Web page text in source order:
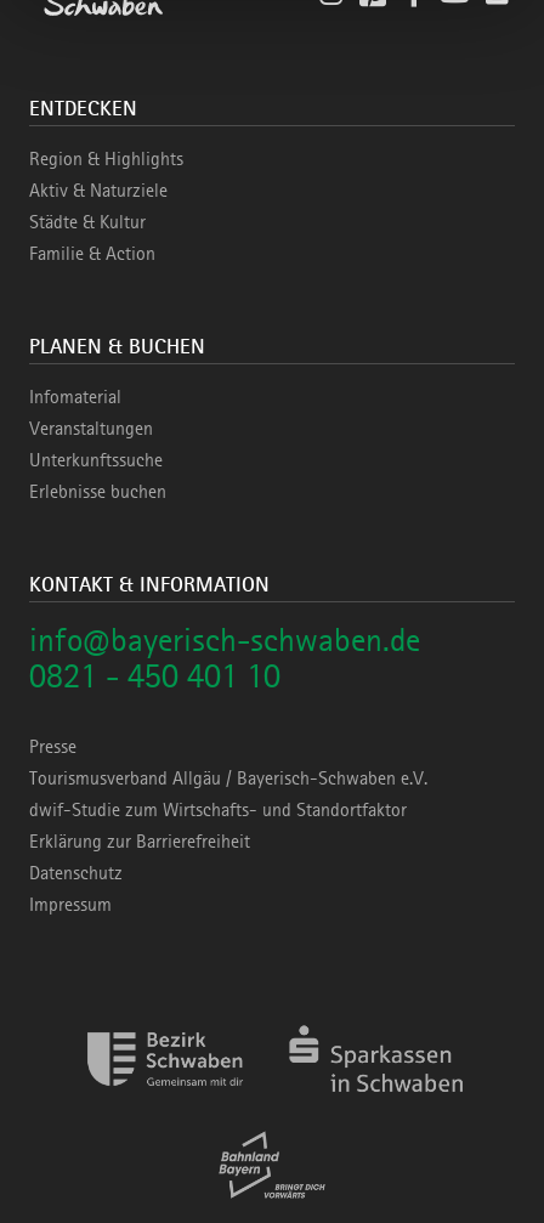
ENTDECKEN
Region & Highlights
Aktiv & Naturziele
Städte & Kultur
Familie & Action
PLANEN & BUCHEN
Infomaterial
Veranstaltungen
Unterkunftssuche
Erlebnisse buchen
KONTAKT & INFORMATION
info@bayerisch-schwaben.de
0821 - 450 401 10
Presse
Tourismusverband Allgäu / Bayerisch-Schwaben e.V.
dwif-Studie zum Wirtschafts- und Standortfaktor
Erklärung zur Barrierefreiheit
Datenschutz
Impressum